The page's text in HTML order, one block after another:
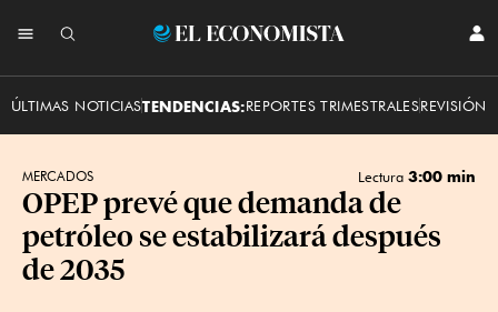
El
ÚLTIMAS NOTICIASTENDENCIAS:REPORTES TRIMESTRALESREVISIÓN
MERCADOS Lectura 3:00 min
OPEP prevé que demanda de
petróleo se estabilizará después
de 2035